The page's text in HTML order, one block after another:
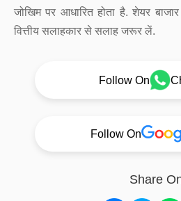
जोखिम पर आधारित होता है. शेयर
वित्तीय सलाहकार से सलाह जरूर लें.
Follow On
Follow On
Share